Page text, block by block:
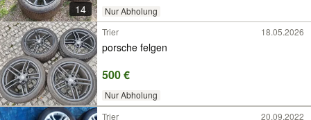
14
Nur Abholung
Trier
18.05.2026
porsche felgen
500 €
Nur Abholung
Trier 20.09.2022